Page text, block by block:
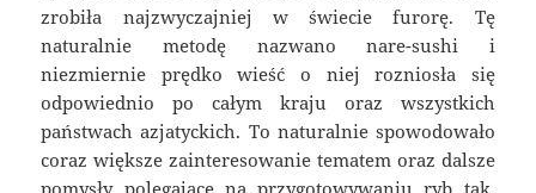
zrobiła najzwyczajniej w świecie furorę. Tę
naturalnie metodę nazwano nare-sushi i
niezmiernie prędko wieść o niej rozniosła się
odpowiednio po całym kraju oraz wszystkich
państwach azjatyckich. To naturalnie spowodowało
coraz większe zainteresowanie tematem oraz dalsze
pomysły polegające na przygotowywaniu ryb tak,